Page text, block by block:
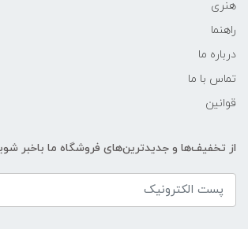
هنری
راهنما
درباره ما
تماس با ما
قوانین
از تخفیف‌ها و جدیدترین‌های فروشگاه ما باخبر